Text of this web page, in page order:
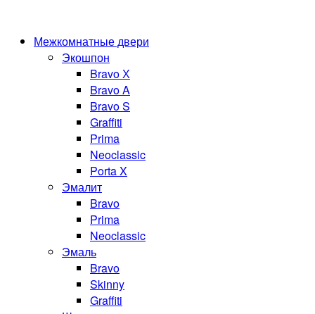
Межкомнатные двери
Экошпон
Bravo Х
Bravo A
Bravo S
Graffiti
Prima
Neoclassic
Porta X
Эмалит
Bravo
Prima
Neoclassic
Эмаль
Bravo
Skinny
Graffiti